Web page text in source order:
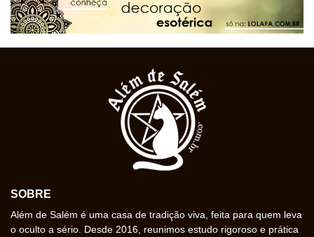
SOBRE
Além de Salém é uma casa de tradição viva, feita para quem leva
o oculto a sério. Desde 2016, reunimos estudo rigoroso e prática